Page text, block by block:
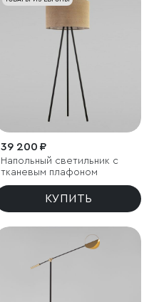
39 200 ₽
Напольный светильник с
тканевым плафоном
КУПИТЬ